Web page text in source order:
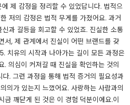
제 감정을 정리할 수 있었답니다. ​법적으
저의 감정은 법적 무게를 가졌어요. 과거
과 갈등을 회고할 수 있었죠. 진실한 소통
서, 제 관계에서 진실이 어떤 브랜드를 갖
치유의 시작과 나아가는 길이 모든 과정은
. 의심이 커져갈 때 진실을 확인하는 것의
. 그런 과정을 통해 법적 증거의 필요성과
의가 있는지 느꼈어요. 사랑하는 사람과의
금 깨닫게 된 것은 이 경험 덕분이에요.​이